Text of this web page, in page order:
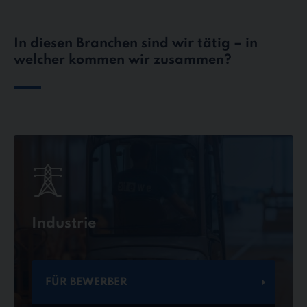
In diesen Branchen sind wir tätig – in
welcher kommen wir zusammen?
Industrie
FÜR BEWERBER